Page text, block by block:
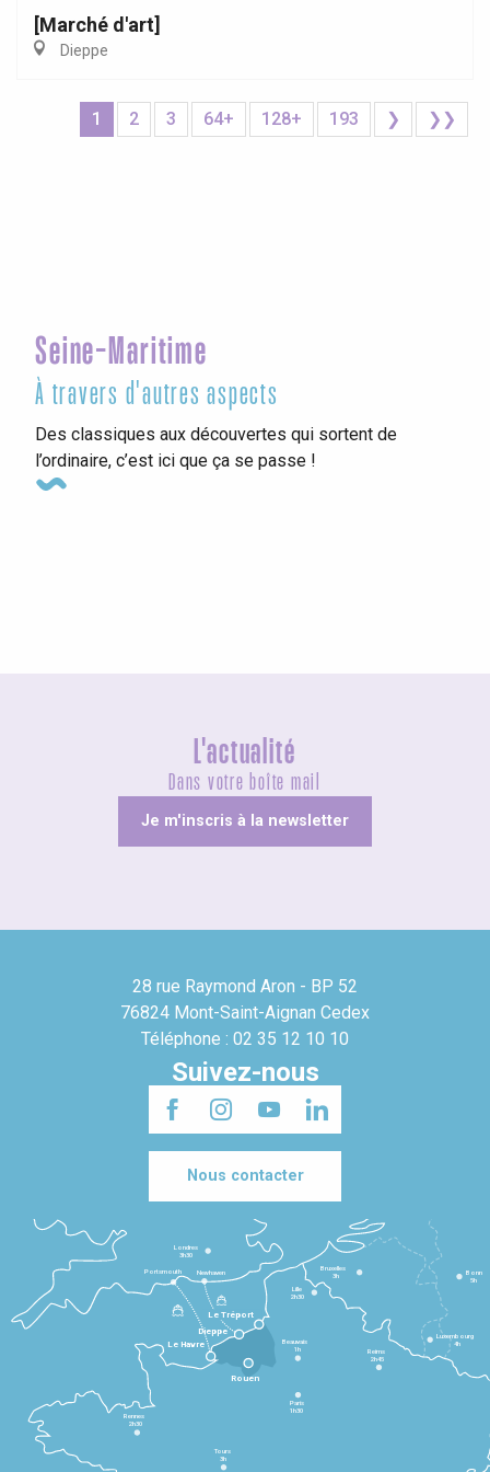
[Marché d'art]
Dieppe
1 2 3 64+ 128+ 193 ❯ ❯❯
Seine-Maritime
À travers d'autres aspects
Des classiques aux découvertes qui sortent de
l’ordinaire, c’est ici que ça se passe !
L'actualité
Dans votre boîte mail
Je m'inscris à la newsletter
28 rue Raymond Aron - BP 52
76824 Mont-Saint-Aignan Cedex
Téléphone : 02 35 12 10 10
Suivez-nous
Nous contacter
Le Havre
Dieppe
Le Tréport
Rennes
2h30
Tours
3h
Paris
1h30
Beauvais
1h
Reims
2h45
Lille
2h30
Bruxelles
3h
Londres
3h30
Newhaven
Portsmouth
Bonn
5h
Luxembourg
4h
Rouen